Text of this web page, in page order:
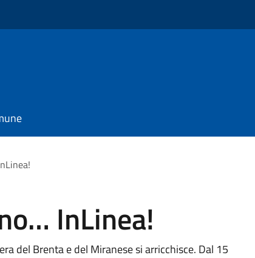
InLinea!
del Brenta e del Miranese si arricchisce. Dal 15